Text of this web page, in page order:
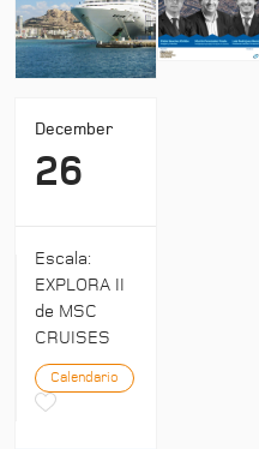
December
26
Escala:
EXPLORA II
de MSC
CRUISES
Calendario